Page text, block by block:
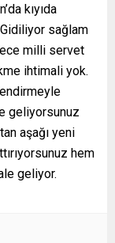
kıyıda
sağlam
milli servet
ihtimali yok.
geliyorsunuz
aşağı yeni
hem
geliyor.